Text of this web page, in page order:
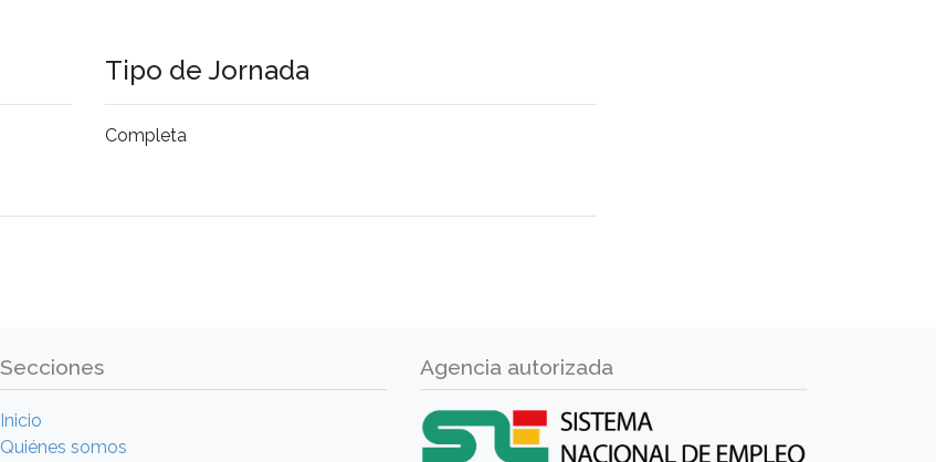
Tipo de Jornada
Completa
Secciones
Inicio
Quiénes somos
Agencia autorizada